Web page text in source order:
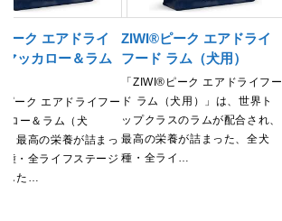
ーク エアドライ
マッカロー＆ラム
ーク エアドライフー
ロー＆ラム（犬
、最高の栄養が詰まっ
種・全ライフステージ
した…
ZIWI®ピーク エアドライ
フード ラム（犬用）
「ZIWI®ピーク エアドライフー
ド ラム（犬用）」は、世界ト
ップクラスのラムが配合され、
最高の栄養が詰まった、全犬
種・全ライ…